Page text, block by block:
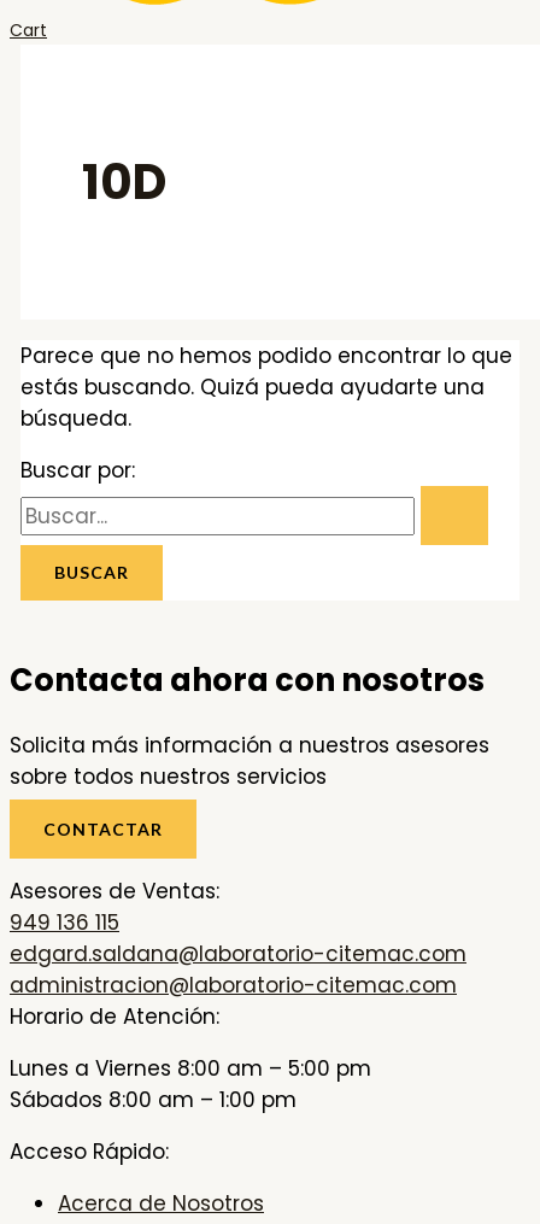
Cart
10D
Parece que no hemos podido encontrar lo que
estás buscando. Quizá pueda ayudarte una
búsqueda.
Buscar por:
Contacta ahora con nosotros
Solicita más información a nuestros asesores
sobre todos nuestros servicios
CONTACTAR
Asesores de Ventas:
949 136 115
edgard.saldana@laboratorio-citemac.com
administracion@laboratorio-citemac.com
Horario de Atención:
Lunes a Viernes 8:00 am – 5:00 pm
Sábados 8:00 am – 1:00 pm
Acceso Rápido:
Acerca de Nosotros